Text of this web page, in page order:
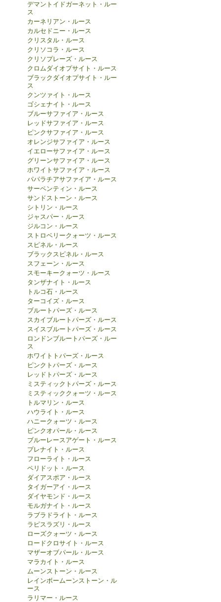
デマントイドガーネット・ルー
ス
カーネリアン・ルース
カルセドニー・ルース
クリスタル・ルース
クリソコラ・ルース
クリソプレーズ・ルース
クロムダイオプサイト・ルース
ブラックダイオプサイト・ルー
ス
クンツァイト・ルース
ゴシェナイト・ルース
ブルーサファイア・ルース
レッドサファイア・ルース
ピンクサファイア・ルース
オレンジサファイア・ルース
イエローサファイア・ルース
グリーンサファイア・ルース
ホワイトサファイア・ルース
パパラチアサファイア・ルース
サーペンティン・ルース
サンドストーン・ルース
シトリン・ルース
ジャスパー・ルース
ジルコン・ルース
ストロベリークォーツ・ルース
スピネル・ルース
ブラックスピネル・ルース
スフェーン・ルース
スモーキークォーツ・ルース
タンザナイト・ルース
トルコ石・ルース
ターコイズ・ルース
ブルートパーズ・ルース
スカイブルートパーズ・ルース
スイスブルートパーズ・ルース
ロンドンブルートパーズ・ルー
ス
ホワイトトパーズ・ルース
ピンクトパーズ・ルース
レッドトパーズ・ルース
ミスティックトパーズ・ルース
ミスティッククォーツ・ルース
トルマリン・ルース
ハウライト・ルース
ハニークォーツ・ルース
ピンクオパール・ルース
ブルーレースアゲート・ルース
プレナイト・ルース
フローライト・ルース
ペリドット・ルース
ダイアスポア・ルース
タイガーアイ・ルース
ダイヤモンド・ルース
モルガナイト・ルース
ラブラドライト・ルース
ラピスラズリ・ルース
ローズクォーツ・ルース
ロードクロサイト・ルース
マザーオブパール・ルース
マラカイト・ルース
ムーンストーン・ルース
レインボームーンストーン・ル
ース
ラリマー・ルース